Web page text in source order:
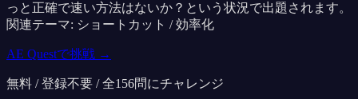
っと正確で速い方法はないか？という状況で出題されます。
関連テーマ: ショートカット / 効率化
AE Questで挑戦 →
無料 / 登録不要 / 全156問にチャレンジ